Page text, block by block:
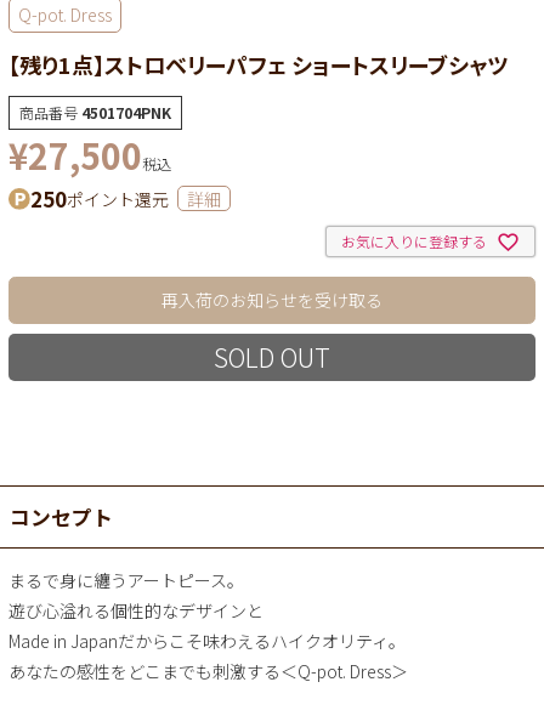
Q-pot. Dress
【残り1点】ストロベリーパフェ ショートスリーブシャツ
商品番号 4501704PNK
¥27,500税込
250ポイント還元 詳細
お気に入りに登録する
再入荷のお知らせを受け取る
SOLD OUT
コンセプト
まるで身に纏うアートピース。
遊び心溢れる個性的なデザインと
Made in Japanだからこそ味わえるハイクオリティ。
あなたの感性をどこまでも刺激する＜Q-pot. Dress＞